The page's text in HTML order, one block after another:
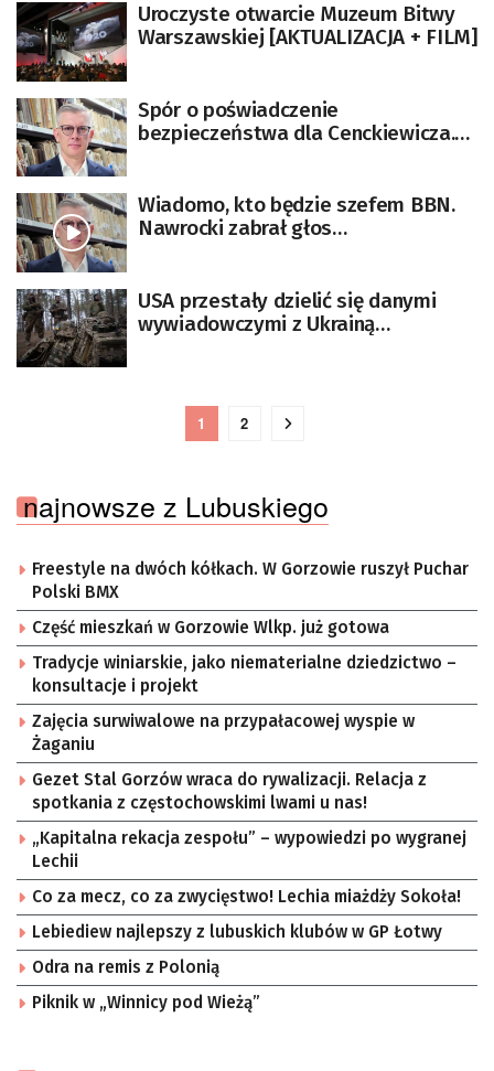
Uroczyste otwarcie Muzeum Bitwy
Warszawskiej [AKTUALIZACJA + FILM]
Spór o poświadczenie
bezpieczeństwa dla Cenckiewicza.
Wiadomo, kto będzie szefem BBN.
Nawrocki zabrał głos
USA przestały dzielić się danymi
wywiadowczymi z Ukrainą
1 2
najnowsze z Lubuskiego
Freestyle na dwóch kółkach. W Gorzowie ruszył Puchar
Polski BMX
Część mieszkań w Gorzowie Wlkp. już gotowa
Tradycje winiarskie, jako niematerialne dziedzictwo –
konsultacje i projekt
Zajęcia surwiwalowe na przypałacowej wyspie w
Żaganiu
Gezet Stal Gorzów wraca do rywalizacji. Relacja z
spotkania z częstochowskimi lwami u nas!
„Kapitalna rekacja zespołu” – wypowiedzi po wygranej
Lechii
Co za mecz, co za zwycięstwo! Lechia miażdży Sokoła!
Lebiediew najlepszy z lubuskich klubów w GP Łotwy
Odra na remis z Polonią
Piknik w „Winnicy pod Wieżą”